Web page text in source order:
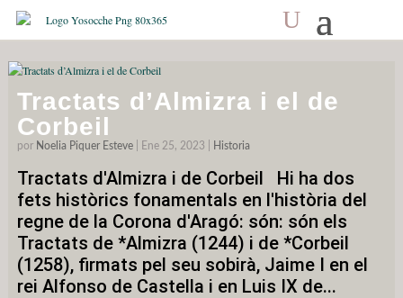
Mes:enero 2023
Tractats d’Almizra i el de
Corbeil
por Noelia Piquer Esteve| Ene 25, 2023 Historia
Tractats d'Almizra i de Corbeil Hi ha dos
fets històrics fonamentals en l'història del
regne de la Corona d'Aragó: són: són els
Tractats de *Almizra (1244) i de *Corbeil
(1258), firmats pel seu sobirà, Jaime I en el
rei Alfonso de Castella i en Luis IX de...